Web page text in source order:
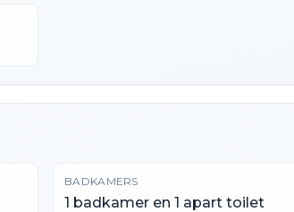
BADKAMERS
1 badkamer en 1 apart toilet